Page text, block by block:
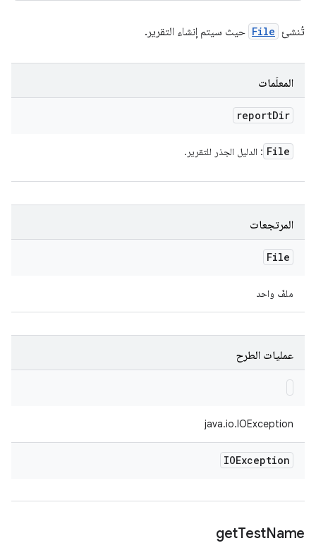
تُنشئ File حيث سيتم إنشاء التقرير.
المعلَمات
reportDir
File : الدليل الجذر للتقرير.
المرتجعات
File
ملفّ واحد
عمليات الطرح
java.io.IOException
IOException
getTestName